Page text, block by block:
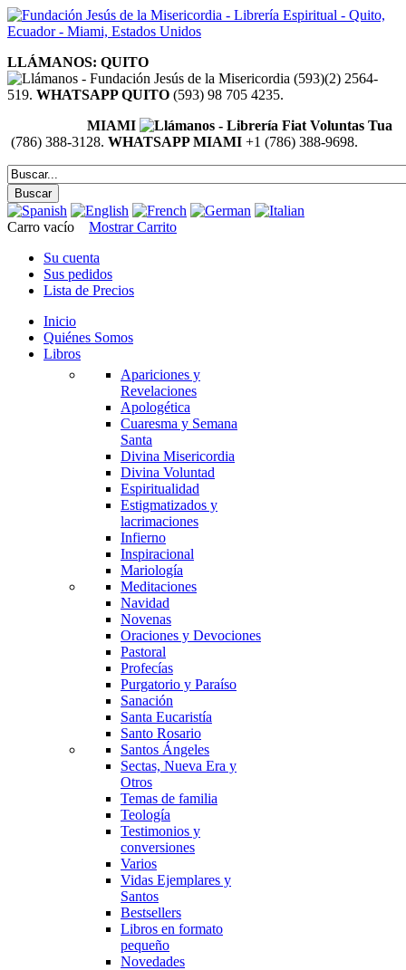
LLÁMANOS: QUITO
(593)(2) 2564-
519. WHATSAPP QUITO (593) 98 705 4235.
MIAMI
(786) 388-3128. WHATSAPP MIAMI +1 (786) 388-9698.
Carro vacío
Mostrar Carrito
Su cuenta
Sus pedidos
Lista de Precios
Inicio
Quiénes Somos
Libros
Apariciones y
Revelaciones
Apologética
Cuaresma y Semana
Santa
Divina Misericordia
Divina Voluntad
Espiritualidad
Estigmatizados y
lacrimaciones
Infierno
Inspiracional
Mariología
Meditaciones
Navidad
Novenas
Oraciones y Devociones
Pastoral
Profecías
Purgatorio y Paraíso
Sanación
Santa Eucaristía
Santo Rosario
Santos Ángeles
Sectas, Nueva Era y
Otros
Temas de familia
Teología
Testimonios y
conversiones
Varios
Vidas Ejemplares y
Santos
Bestsellers
Libros en formato
pequeño
Novedades